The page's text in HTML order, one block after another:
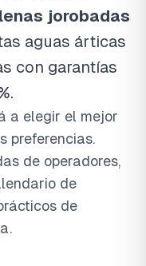
jorobadas
aguas árticas
con garantías
a elegir el mejor
preferencias.
de operadores,
de
de